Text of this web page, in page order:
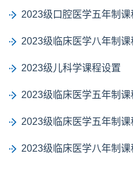
2023级口腔医学五年制课
2023级临床医学八年制课程
2023级儿科学课程设置
2023级临床医学五年制课
2023级临床医学五年制课
2023级临床医学八年制课